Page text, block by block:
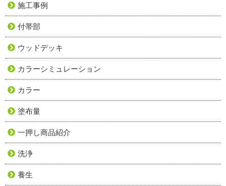
施工事例
付帯部
ウッドデッキ
カラーシミュレーション
カラー
塗布量
一押し商品紹介
洗浄
養生